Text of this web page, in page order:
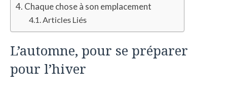
Chaque chose à son emplacement
Articles Liés
L’automne, pour se préparer
pour l’hiver